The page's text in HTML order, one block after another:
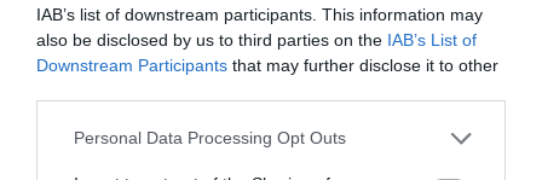
IAB’s list of downstream participants. This information may
also be disclosed by us to third parties on the IAB’s List of
Downstream Participants that may further disclose it to other
Please note that this website/app uses one or more Google
Personal Data Processing Opt Outs
Επικοινωνία
210-6902000